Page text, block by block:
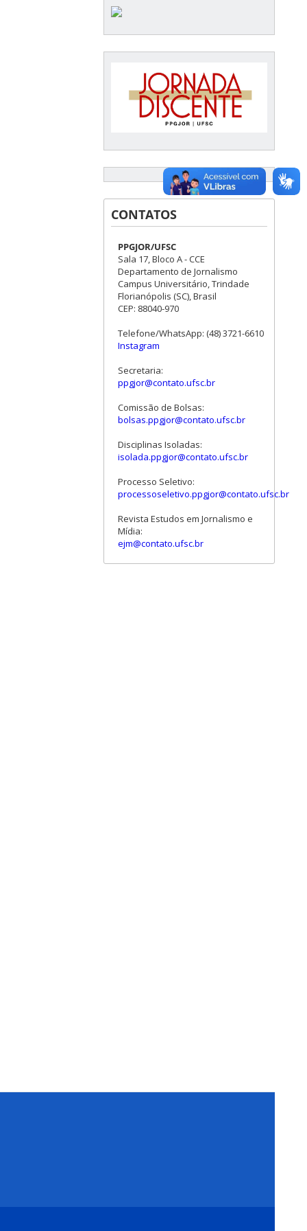
CONTATOS
PPGJOR/UFSC
Sala 17, Bloco A - CCE
Departamento de Jornalismo
Campus Universitário, Trindade
Florianópolis (SC), Brasil
CEP: 88040-970
Telefone/WhatsApp: (48) 3721-6610
Instagram
Secretaria:
ppgjor@contato.ufsc.br
Comissão de Bolsas:
bolsas.ppgjor@contato.ufsc.br
Disciplinas Isoladas:
isolada.ppgjor@contato.ufsc.br
Processo Seletivo:
processoseletivo.ppgjor@contato.ufsc.br
Revista Estudos em Jornalismo e
Mídia:
ejm@contato.ufsc.br